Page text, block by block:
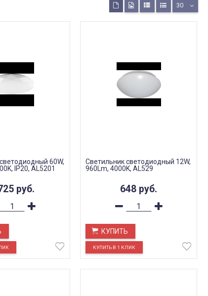
30
60W,
IP20, AL5201
руб.
Светильник светодиодный 12W,
960Lm, 4000K, AL529
648 руб.
КУПИТЬ